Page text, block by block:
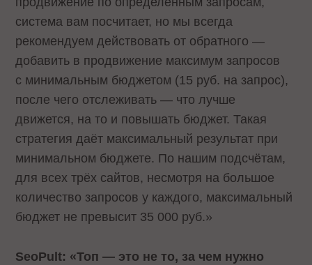
система вам посчитает, но мы всегда
рекомендуем действовать от обратного —
добавить в продвижение максимум запросов
с минимальным бюджетом (15 руб. на запрос),
после чего отслеживать — что лучше
движется, на то и повышать бюджет. Такая
стратегия даёт максимальный результат при
минимальном бюджете. По нашим подсчётам,
для всех трёх сайтов, несмотря на большое
количество запросов у каждого, максимальный
бюджет не превысит 35 000 руб.»
SeoPult: «Топ — это не то, за чем нужно